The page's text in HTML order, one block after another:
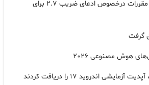
واکنش سازمان تنظیم مقررات درخصوص ادعای ضریب ۲.۷ برای
گرفت
اندروید ۱۷ را دریافت کردند